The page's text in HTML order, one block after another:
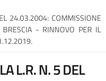
24.03.2004: COMMISSIONE
BRESCIA - RINNOVO PER IL
L.R. N. 5 DEL